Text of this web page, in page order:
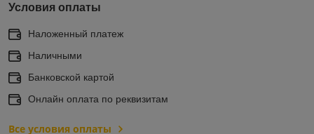
Условия оплаты
Наложенный платеж
Наличными
Банковской картой
Онлайн оплата по реквизитам
Все условия оплаты